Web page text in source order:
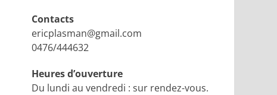
Contacts
ericplasman@gmail.com
0476/444632
Heures d’ouverture
Du lundi au vendredi : sur rendez-vous.